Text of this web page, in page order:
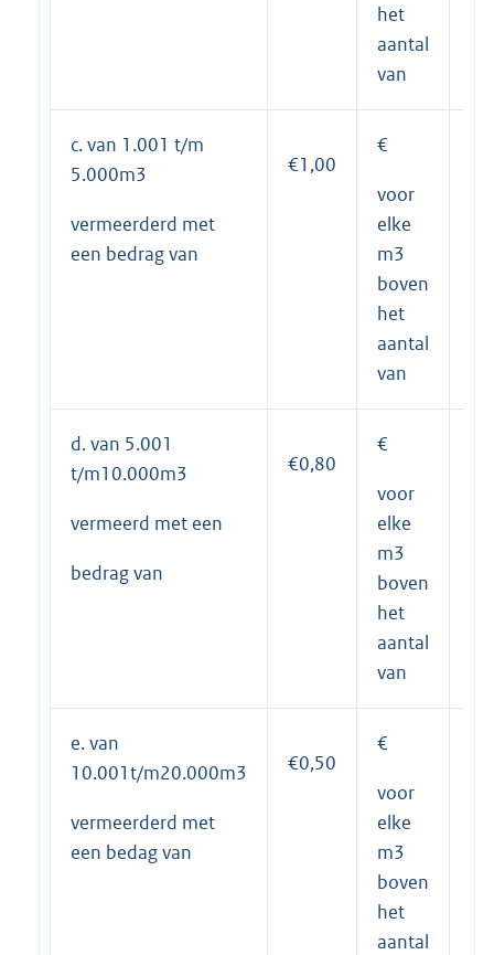
het
aantal
van
c. van 1.001 t/m
5.000m3
vermeerderd met
een bedrag van
€1,00
€
voor
elke
m3
boven
het
aantal
van
d. van 5.001
t/m10.000m3
vermeerd met een
bedrag van
€0,80
€
voor
elke
m3
boven
het
aantal
van
e. van
10.001t/m20.000m3
vermeerderd met
een bedag van
€0,50
€
voor
elke
m3
boven
het
aantal